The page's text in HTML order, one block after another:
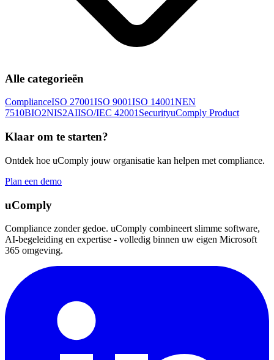
Alle categorieën
ComplianceISO 27001ISO 9001ISO 14001NEN
7510BIO2NIS2AIISO/IEC 42001SecurityuComply Product
Klaar om te starten?
Ontdek hoe uComply jouw organisatie kan helpen met compliance.
Plan een demo
uComply
Compliance zonder gedoe. uComply combineert slimme software,
AI-begeleiding en expertise - volledig binnen uw eigen Microsoft
365 omgeving.